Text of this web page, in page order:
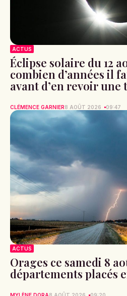
ACTUS
Éclipse solaire du 12
combien d’années il
avant d’en revoir une
CLÉMENCE GARNIER8 AOÛT 2026 09:47
ACTUS
Orages ce samedi 8
départements placés